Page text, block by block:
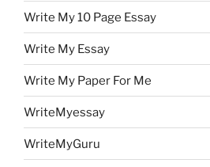
Write My 10 Page Essay
Write My Essay
Write My Paper For Me
WriteMyessay
WriteMyGuru